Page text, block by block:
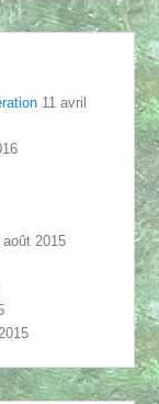
11 avril
août 2015